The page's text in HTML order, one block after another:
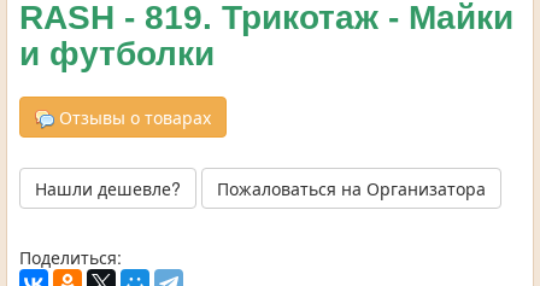
RASH - 819. Трикотаж - Майки
и футболки
Отзывы о товарах
Нашли дешевле? Пожаловаться на Организатора
Поделиться: